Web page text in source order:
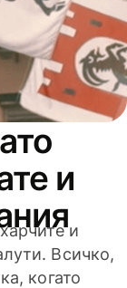
и
и
Всичко,
когато